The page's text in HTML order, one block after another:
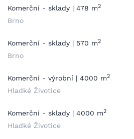
Komerční - sklady | 478 m2
Brno
Komerční - sklady | 570 m2
Brno
Komerční - výrobní | 4000 m2
Hladké Životice
Komerční - sklady | 4000 m2
Hladké Životice